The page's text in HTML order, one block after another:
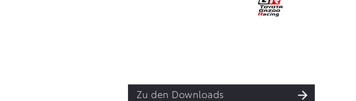
Zu den Downloads